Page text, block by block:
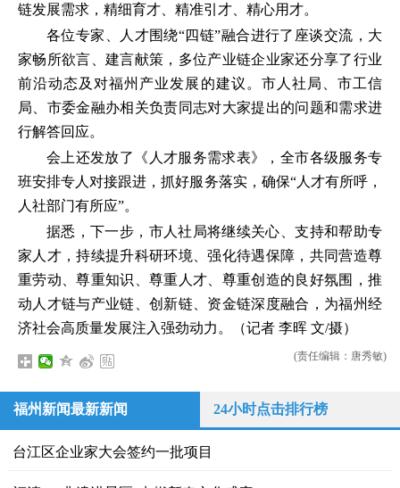
链发展需求，精细育才、精准引才、精心用才。
各位专家、人才围绕“四链”融合进行了座谈交流，大
家畅所欲言、建言献策，多位产业链企业家还分享了行业
前沿动态及对福州产业发展的建议。市人社局、市工信
局、市委金融办相关负责同志对大家提出的问题和需求进
行解答回应。
会上还发放了《人才服务需求表》，全市各级服务专
班安排专人对接跟进，抓好服务落实，确保“人才有所呼，
人社部门有所应”。
据悉，下一步，市人社局将继续关心、支持和帮助专
家人才，持续提升科研环境、强化待遇保障，共同营造尊
重劳动、尊重知识、尊重人才、尊重创造的良好氛围，推
动人才链与产业链、创新链、资金链深度融合，为福州经
济社会高质量发展注入强劲动力。（记者 李晖 文/摄）
(责任编辑：唐秀敏)
福州新闻最新新闻 24小时点击排行榜
台江区企业家大会签约一批项目